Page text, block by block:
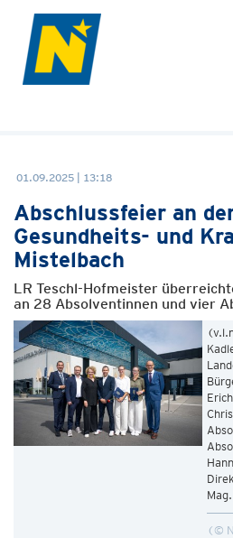
01.09.2025 | 13:18
Abschlussfeier an
Gesundheits- und
Mistelbach
LR Teschl-Hofmeister
an 28 Absolventinnen und vier
©